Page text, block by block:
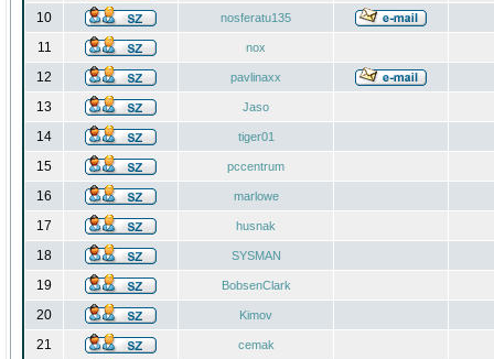
10 nosferatu135
11 nox
12 pavlinaxx
13 Jaso
14 tiger01
15 pccentrum
16 marlowe
17 husnak
18 SYSMAN
19 BobsenClark
20 Kimov
21 cemak